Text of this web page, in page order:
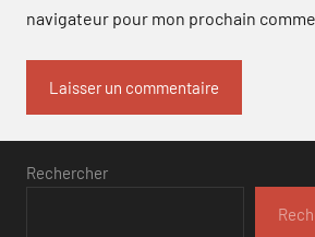
navigateur pour mon prochain
Rechercher